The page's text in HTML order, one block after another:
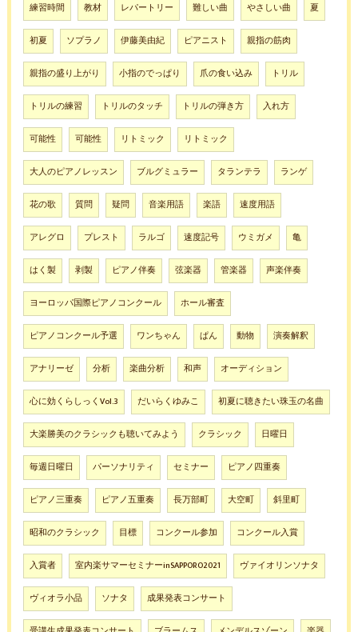
練習時間 教材 レパートリー 難しい曲 やさしい曲 夏
初夏 ソプラノ 伊藤美由紀 ピアニスト 親指の筋肉
親指の盛り上がり 小指のでっぱり 爪の食い込み トリル
トリルの練習 トリルのタッチ トリルの弾き方 入れ方
可能性 可能性 リトミック リトミック
大人のピアノレッスン ブルグミュラー タランテラ ランゲ
花の歌 質問 疑問 音楽用語 楽語 速度用語
アレグロ プレスト ラルゴ 速度記号 ウミガメ 亀
はく製 剥製 ピアノ伴奏 弦楽器 管楽器 声楽伴奏
ヨーロッパ国際ピアノコンクール ホール審査
ピアノコンクール予選 ワンちゃん ぱん 動物 演奏解釈
アナリーゼ 分析 楽曲分析 和声 オーディション
心に効くらしっくVol.3 だいらくゆみこ 初夏に聴きたい珠玉の名曲
大楽勝美のクラシックも聴いてみよう クラシック 日曜日
毎週日曜日 パーソナリティ セミナー ピアノ四重奏
ピアノ三重奏 ピアノ五重奏 長万部町 大空町 斜里町
昭和のクラシック 目標 コンクール参加 コンクール入賞
入賞者 室内楽サマーセミナーinSAPPORO2021 ヴァイオリンソナタ
ヴィオラ小品 ソナタ 成果発表コンサート